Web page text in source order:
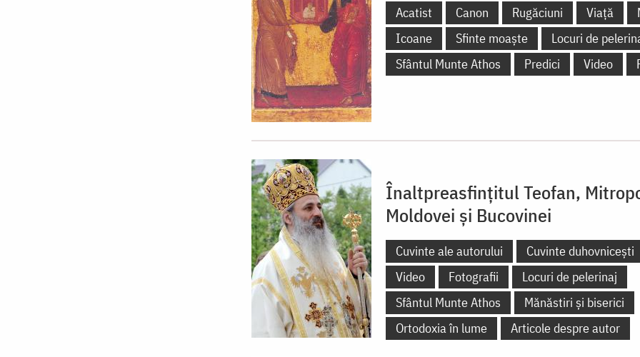
Acatist Canon Rugăciuni Viață
Icoane
Sfinte moaște
Locuri de
Sfântul Munte Athos
Predici Video
Înaltpreasfințitul Teofan,
Moldovei și Bucovinei
Cuvinte ale autorului Cuvinte duhovnicești
Video
Fotografii
Locuri de pelerinaj
Sfântul Munte Athos
Mănăstiri și biserici
Ortodoxia în lume
Articole despre autor